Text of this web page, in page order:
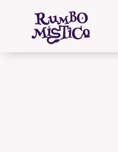
contenido